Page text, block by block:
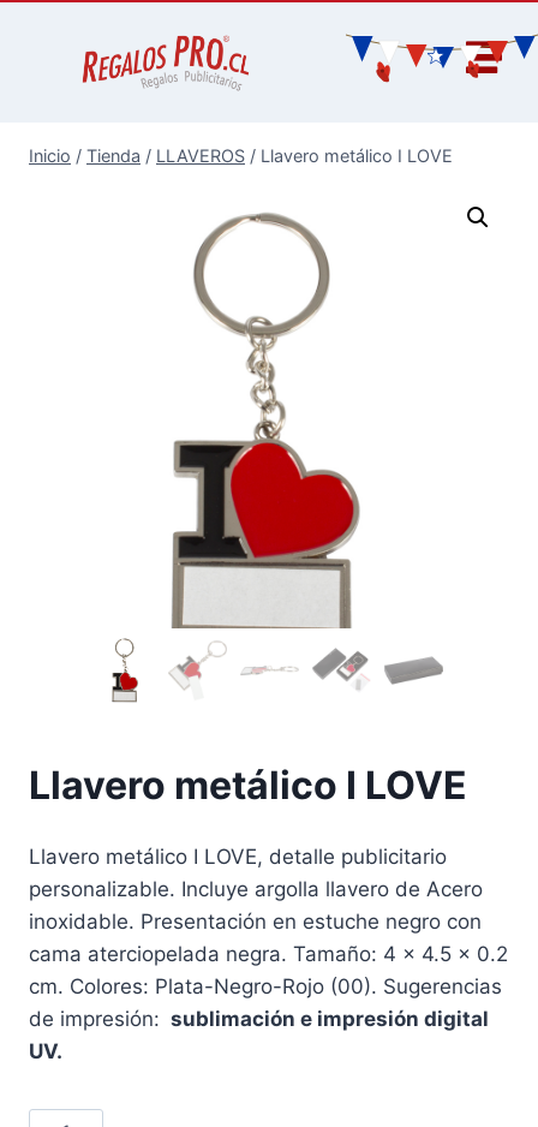
Inicio / Tienda / LLAVEROS / Llavero metálico I LOVE
Llavero metálico I LOVE
Llavero metálico I LOVE, detalle publicitario
personalizable. Incluye argolla llavero de Acero
inoxidable. Presentación en estuche negro con
cama aterciopelada negra. Tamaño: 4 x 4.5 x 0.2
cm. Colores: Plata-Negro-Rojo (00). Sugerencias
de impresión: sublimación e impresión digital
UV.